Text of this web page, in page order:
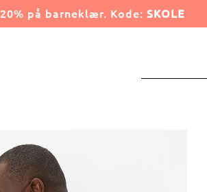
på barneklær. Kode: SKOLE